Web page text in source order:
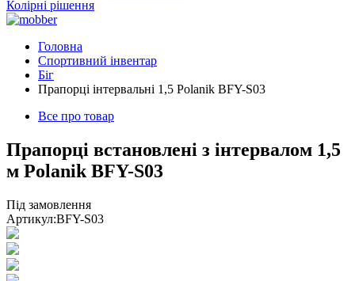
Колірні рішення
Головна
Спортивний інвентар
Біг
Прапорці інтервальні 1,5 Polanik BFY-S03
Все про товар
Прапорці встановлені з інтервалом 1,5
м Polanik BFY-S03
Під замовлення
Артикул:BFY-S03